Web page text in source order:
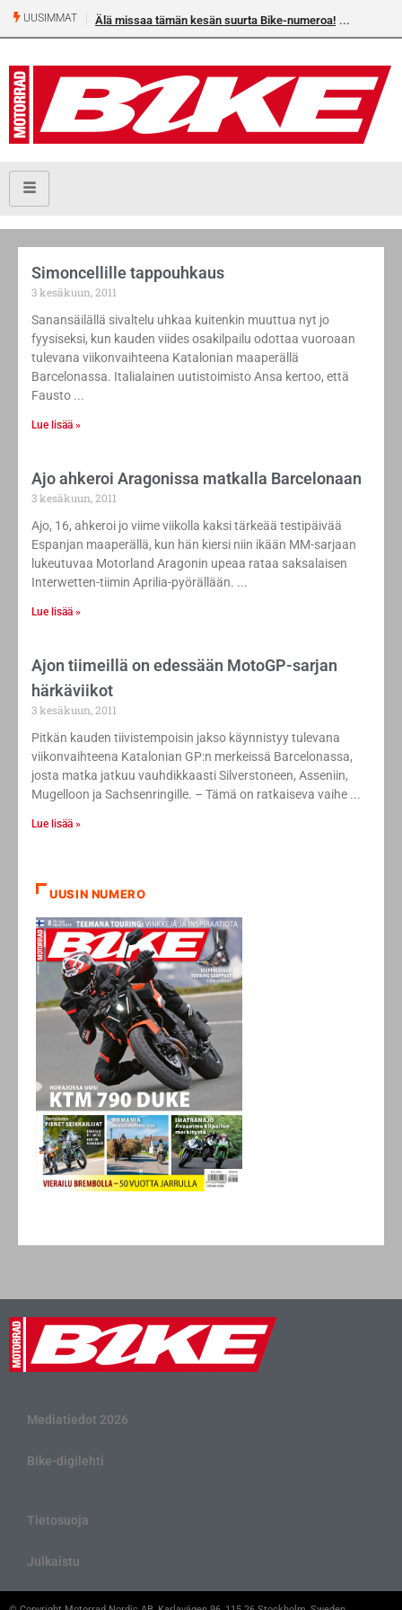
UUSIMMAT Älä missaa tämän kesän suurta Bike-numeroa!
Simoncellille tappouhkaus
3 kesäkuun, 2011
Sanansäilällä sivaltelu uhkaa kuitenkin muuttua nyt jo
fyysiseksi, kun kauden viides osakilpailu odottaa vuoroaan
tulevana viikonvaihteena Katalonian maaperällä
Barcelonassa. Italialainen uutistoimisto Ansa kertoo, että
Fausto
Lue lisää »
Ajo ahkeroi Aragonissa matkalla Barcelonaan
3 kesäkuun, 2011
Ajo, 16, ahkeroi jo viime viikolla kaksi tärkeää testipäivää
Espanjan maaperällä, kun hän kiersi niin ikään MM-sarjaan
lukeutuvaa Motorland Aragonin upeaa rataa saksalaisen
Interwetten-tiimin Aprilia-pyörällään.
Lue lisää »
Ajon tiimeillä on edessään MotoGP-sarjan
härkäviikot
3 kesäkuun, 2011
Pitkän kauden tiivistempoisin jakso käynnistyy tulevana
viikonvaihteena Katalonian GP:n merkeissä Barcelonassa,
josta matka jatkuu vauhdikkaasti Silverstoneen, Asseniin,
Mugelloon ja Sachsenringille. – Tämä on ratkaiseva vaihe
Lue lisää »
UUSIN NUMERO
Mediatiedot 2026
Bike-digilehti
Tietosuoja
Julkaistu